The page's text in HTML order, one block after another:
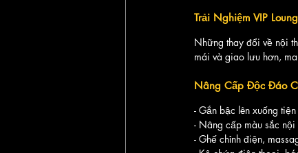
Trải Nghiệm VIP
Những thay đổi về nội
mái và giao lưu hơn,
Nâng Cấp Độc Đáo
- Gắn bậc lên xuống
- Nâng cấp màu sắc nội
- Ghế chỉnh điện,